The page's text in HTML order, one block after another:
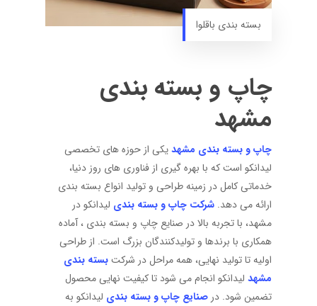
بسته بندی باقلوا
چاپ و بسته بندی
مشهد
چاپ و بسته بندی مشهدیکی از حوزه های تخصصی
لیدانکو است که با بهره گیری از فناوری های روز دنیا،
خدماتی کامل در زمینه طراحی و تولید انواع بسته بندی
ارائه می دهد. شرکت چاپ و بسته بندی لیدانکو در
مشهد، با تجربه بالا در صنایع چاپ و بسته بندی ، آماده
همکاری با برندها و تولیدکنندگان بزرگ است. از طراحی
اولیه تا تولید نهایی، همه مراحل در شرکتبسته بندی
مشهد لیدانکو انجام می شود تا کیفیت نهایی محصول
تضمین شود. در صنایع چاپ و بسته بندی لیدانکو به